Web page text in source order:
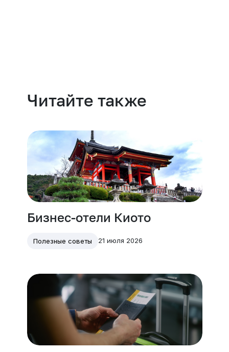
Читайте также
Бизнес-отели Киото
Полезные советы 21 июля 2026